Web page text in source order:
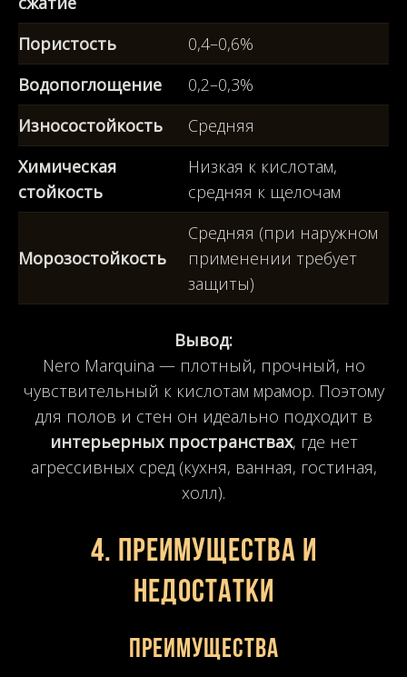
Пористость
0,4–0,6%
Водопоглощение
0,2–0,3%
Износостойкость
Средняя
Химическая
стойкость
Низкая к кислотам,
средняя к щелочам
Морозостойкость
Средняя (при наружном
применении требует
защиты)
Вывод:
Nero Marquina — плотный, прочный, но
чувствительный к кислотам мрамор. Поэтому
для полов и стен он идеально подходит в
интерьерных пространствах, где нет
агрессивных сред (кухня, ванная, гостиная,
холл).
4. Преимущества и
недостатки
Преимущества